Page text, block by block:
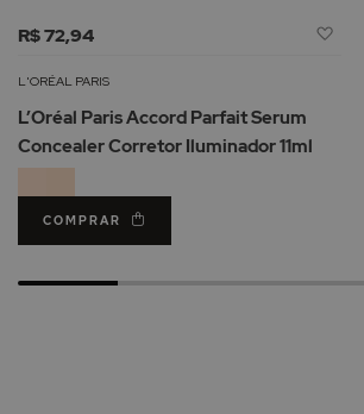
R$ 72,94
L'ORÉAL PARIS
L’Oréal Paris Accord Parfait Serum
Concealer Corretor Iluminador 11ml
COMPRAR